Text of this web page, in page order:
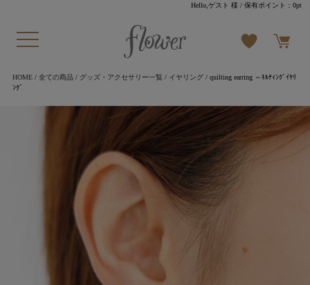
Hello,ゲスト 様 / 保有ポイント：0pt
HOME/ 全ての商品/ グッズ・アクセサリー一覧 / イヤリング/ quilting earring ～ｷﾙﾃｨﾝｸﾞｲﾔﾘ
ﾝｸﾞ